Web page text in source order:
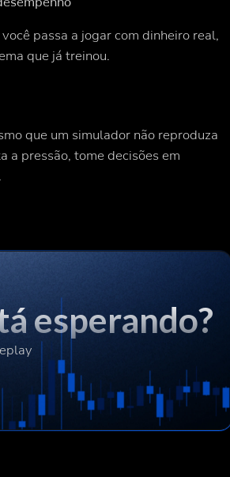
passa a jogar com dinheiro real,
que já treinou.
que um simulador não reproduza
a pressão, tome decisões em
esperando?